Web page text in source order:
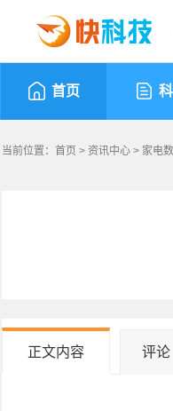
首页
当前位置： 首页 > 资讯中心 > 家电
正文内容 评论